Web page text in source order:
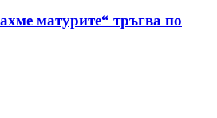
матурите“ тръгва по